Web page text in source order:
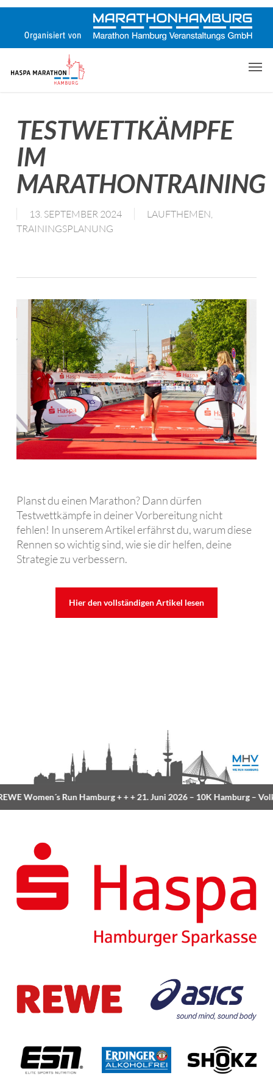
Skip
content
TESTWETTKÄMPFE
IM
MARATHONTRAINING
13. SEPTEMBER 2024 LAUFTHEMEN,
TRAININGSPLANUNG
Planst du einen Marathon? Dann dürfen
Testwettkämpfe in deiner Vorbereitung nicht
fehlen! In unserem Artikel erfährst du, warum diese
Rennen so wichtig sind, wie sie dir helfen, deine
Strategie zu verbessern.
Hier den vollständigen Artikel lesen
Women´s Run Hamburg+ + +21. Juni 2026 –10K Hamburg–